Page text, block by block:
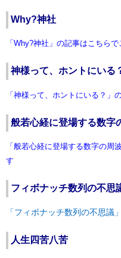
Why?神社
「Why?神社」の記事はこちら
神様って、ホントにいる
「神様って、ホントにいる？」
般若心経に登場する数字
「般若心経に登場する数字の周
す
フィボナッチ数列の不思
「フィボナッチ数列の不思議
人生四苦八苦